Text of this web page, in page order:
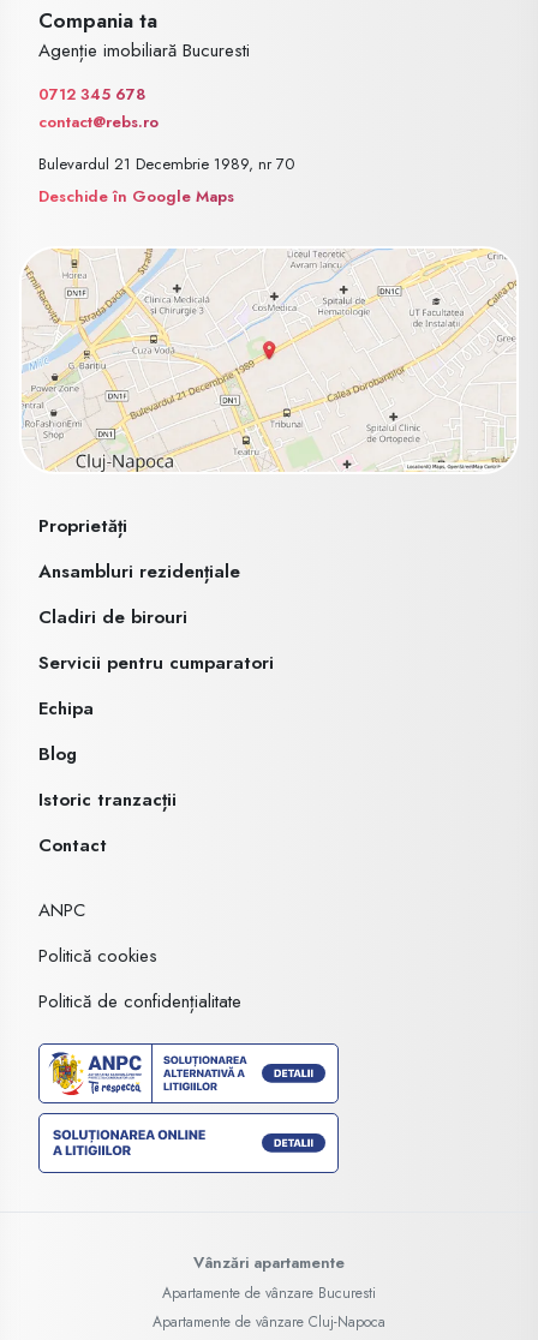
Compania ta
Agenție imobiliară Bucuresti
0712 345 678
contact@rebs.ro
Bulevardul 21 Decembrie 1989, nr 70
Deschide în Google Maps
Proprietăți
Ansambluri rezidențiale
Cladiri de birouri
Servicii pentru cumparatori
Echipa
Blog
Istoric tranzacții
Contact
ANPC
Politică cookies
Politică de confidențialitate
Vânzări apartamente
Apartamente de vânzare Bucuresti
Apartamente de vânzare Cluj-Napoca